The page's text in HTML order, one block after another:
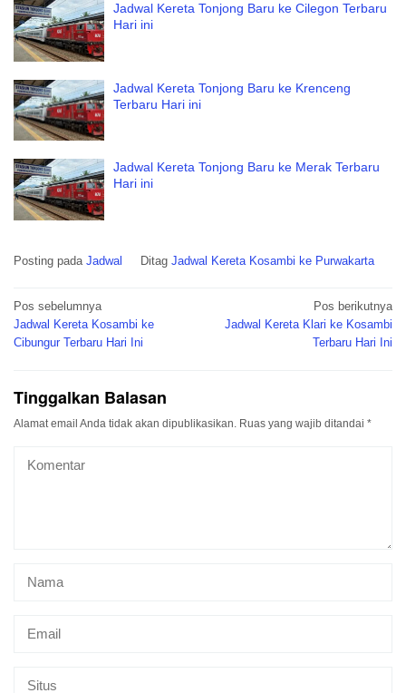
Jadwal Kereta Tonjong Baru ke Cilegon Terbaru
Hari ini
Jadwal Kereta Tonjong Baru ke Krenceng
Terbaru Hari ini
Jadwal Kereta Tonjong Baru ke Merak Terbaru
Hari ini
Posting pada Jadwal Ditag Jadwal Kereta Kosambi ke Purwakarta
Navigasi
pos
Pos sebelumnya
Jadwal Kereta Kosambi ke
Cibungur Terbaru Hari Ini
Pos berikutnya
Jadwal Kereta Klari ke Kosambi
Terbaru Hari Ini
Tinggalkan Balasan
Alamat email Anda tidak akan dipublikasikan. Ruas yang wajib ditandai *